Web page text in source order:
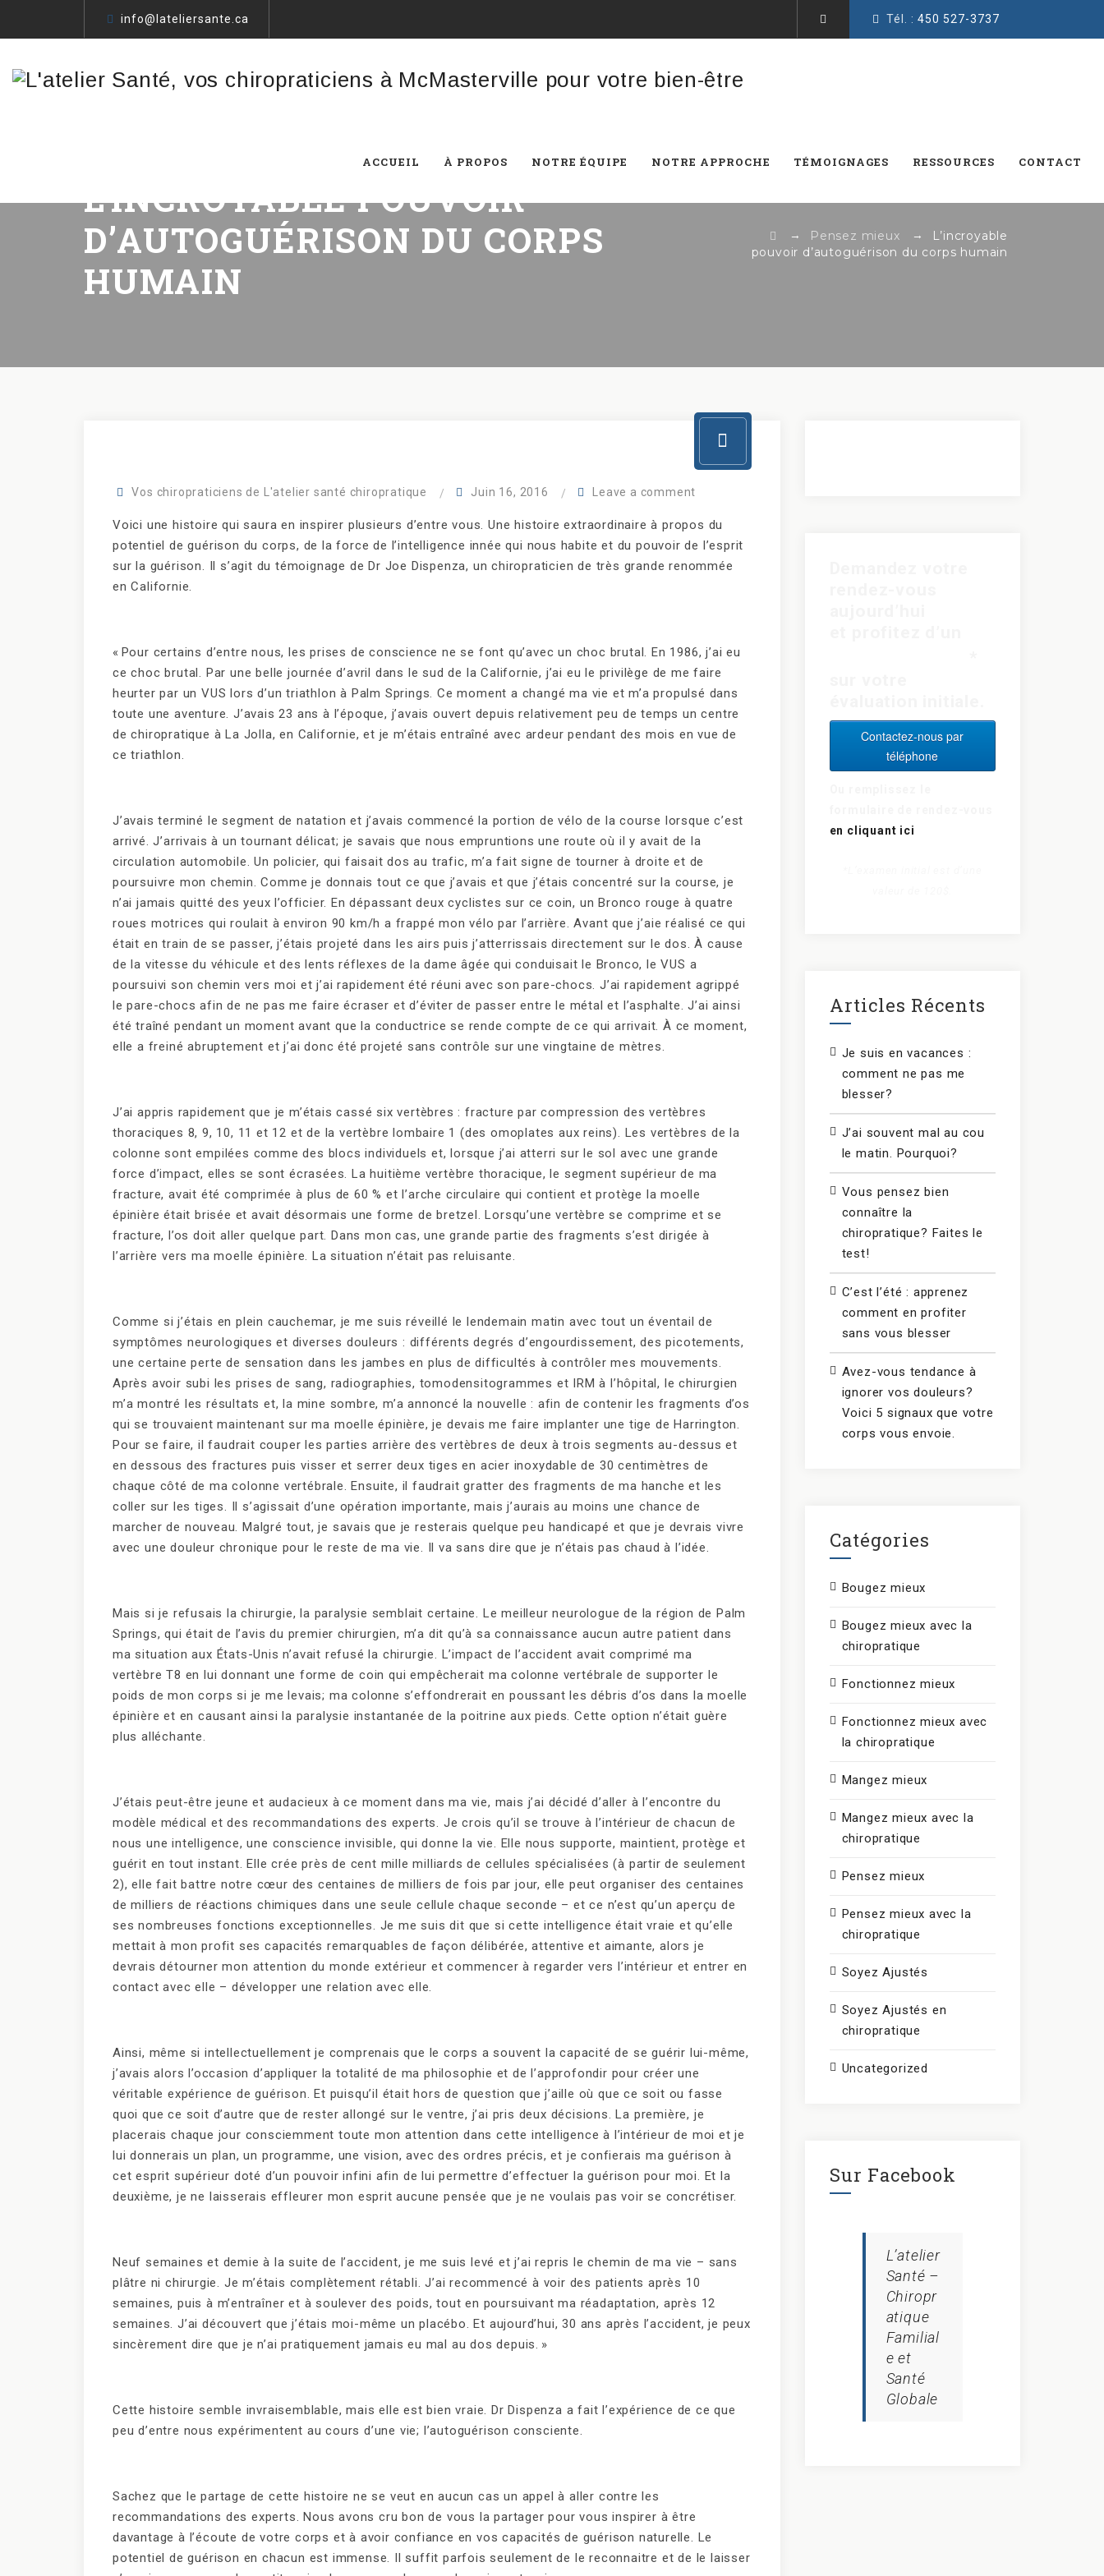
info@lateliersante.ca Tél. : 450 527-3737
ACCUEIL À PROPOS NOTRE ÉQUIPE NOTRE APPROCHE TÉMOIGNAGES RESSOURCES CONTACT
L’INCROYABLE POUVOIR
D’AUTOGUÉRISON DU CORPS
HUMAIN
→ Pensez mieux →
L’incroyable
pouvoir d’autoguérison du corps humain
Vos chiropraticiens de L'atelier santé chiropratique Juin 16, 2016 Leave a comment
Voici une histoire qui saura en inspirer plusieurs d’entre vous. Une histoire extraordinaire à propos du
potentiel de guérison du corps, de la force de l’intelligence innée qui nous habite et du pouvoir de l’esprit
sur la guérison. Il s’agit du témoignage de Dr Joe Dispenza, un chiropraticien de très grande renommée
en Californie.
« Pour certains d’entre nous, les prises de conscience ne se font qu’avec un choc brutal. En 1986, j’ai eu
ce choc brutal. Par une belle journée d’avril dans le sud de la Californie, j’ai eu le privilège de me faire
heurter par un VUS lors d’un triathlon à Palm Springs. Ce moment a changé ma vie et m’a propulsé dans
toute une aventure. J’avais 23 ans à l’époque, j’avais ouvert depuis relativement peu de temps un centre
de chiropratique à La Jolla, en Californie, et je m’étais entraîné avec ardeur pendant des mois en vue de
ce triathlon.
J’avais terminé le segment de natation et j’avais commencé la portion de vélo de la course lorsque c’est
arrivé. J’arrivais à un tournant délicat; je savais que nous empruntions une route où il y avait de la
circulation automobile. Un policier, qui faisait dos au trafic, m’a fait signe de tourner à droite et de
poursuivre mon chemin. Comme je donnais tout ce que j’avais et que j’étais concentré sur la course, je
n’ai jamais quitté des yeux l’officier. En dépassant deux cyclistes sur ce coin, un Bronco rouge à quatre
roues motrices qui roulait à environ 90 km/h a frappé mon vélo par l’arrière. Avant que j’aie réalisé ce qui
était en train de se passer, j’étais projeté dans les airs puis j’atterrissais directement sur le dos. À cause
de la vitesse du véhicule et des lents réflexes de la dame âgée qui conduisait le Bronco, le VUS a
poursuivi son chemin vers moi et j’ai rapidement été réuni avec son pare-chocs. J’ai rapidement agrippé
le pare-chocs afin de ne pas me faire écraser et d’éviter de passer entre le métal et l’asphalte. J’ai ainsi
été traîné pendant un moment avant que la conductrice se rende compte de ce qui arrivait. À ce moment,
elle a freiné abruptement et j’ai donc été projeté sans contrôle sur une vingtaine de mètres.
J’ai appris rapidement que je m’étais cassé six vertèbres : fracture par compression des vertèbres
thoraciques 8, 9, 10, 11 et 12 et de la vertèbre lombaire 1 (des omoplates aux reins). Les vertèbres de la
colonne sont empilées comme des blocs individuels et, lorsque j’ai atterri sur le sol avec une grande
force d’impact, elles se sont écrasées. La huitième vertèbre thoracique, le segment supérieur de ma
fracture, avait été comprimée à plus de 60 % et l’arche circulaire qui contient et protège la moelle
épinière était brisée et avait désormais une forme de bretzel. Lorsqu’une vertèbre se comprime et se
fracture, l’os doit aller quelque part. Dans mon cas, une grande partie des fragments s’est dirigée à
l’arrière vers ma moelle épinière. La situation n’était pas reluisante.
Comme si j’étais en plein cauchemar, je me suis réveillé le lendemain matin avec tout un éventail de
symptômes neurologiques et diverses douleurs : différents degrés d’engourdissement, des picotements,
une certaine perte de sensation dans les jambes en plus de difficultés à contrôler mes mouvements.
Après avoir subi les prises de sang, radiographies, tomodensitogrammes et IRM à l’hôpital, le chirurgien
m’a montré les résultats et, la mine sombre, m’a annoncé la nouvelle : afin de contenir les fragments d’os
qui se trouvaient maintenant sur ma moelle épinière, je devais me faire implanter une tige de Harrington.
Pour se faire, il faudrait couper les parties arrière des vertèbres de deux à trois segments au-dessus et
en dessous des fractures puis visser et serrer deux tiges en acier inoxydable de 30 centimètres de
chaque côté de ma colonne vertébrale. Ensuite, il faudrait gratter des fragments de ma hanche et les
coller sur les tiges. Il s’agissait d’une opération importante, mais j’aurais au moins une chance de
marcher de nouveau. Malgré tout, je savais que je resterais quelque peu handicapé et que je devrais vivre
avec une douleur chronique pour le reste de ma vie. Il va sans dire que je n’étais pas chaud à l’idée.
Mais si je refusais la chirurgie, la paralysie semblait certaine. Le meilleur neurologue de la région de Palm
Springs, qui était de l’avis du premier chirurgien, m’a dit qu’à sa connaissance aucun autre patient dans
ma situation aux États-Unis n’avait refusé la chirurgie. L’impact de l’accident avait comprimé ma
vertèbre T8 en lui donnant une forme de coin qui empêcherait ma colonne vertébrale de supporter le
poids de mon corps si je me levais; ma colonne s’effondrerait en poussant les débris d’os dans la moelle
épinière et en causant ainsi la paralysie instantanée de la poitrine aux pieds. Cette option n’était guère
plus alléchante.
J’étais peut-être jeune et audacieux à ce moment dans ma vie, mais j’ai décidé d’aller à l’encontre du
modèle médical et des recommandations des experts. Je crois qu’il se trouve à l’intérieur de chacun de
nous une intelligence, une conscience invisible, qui donne la vie. Elle nous supporte, maintient, protège et
guérit en tout instant. Elle crée près de cent mille milliards de cellules spécialisées (à partir de seulement
2), elle fait battre notre cœur des centaines de milliers de fois par jour, elle peut organiser des centaines
de milliers de réactions chimiques dans une seule cellule chaque seconde – et ce n’est qu’un aperçu de
ses nombreuses fonctions exceptionnelles. Je me suis dit que si cette intelligence était vraie et qu’elle
mettait à mon profit ses capacités remarquables de façon délibérée, attentive et aimante, alors je
devrais détourner mon attention du monde extérieur et commencer à regarder vers l’intérieur et entrer en
contact avec elle – développer une relation avec elle.
Ainsi, même si intellectuellement je comprenais que le corps a souvent la capacité de se guérir lui-même,
j’avais alors l’occasion d’appliquer la totalité de ma philosophie et de l’approfondir pour créer une
véritable expérience de guérison. Et puisqu’il était hors de question que j’aille où que ce soit ou fasse
quoi que ce soit d’autre que de rester allongé sur le ventre, j’ai pris deux décisions. La première, je
placerais chaque jour consciemment toute mon attention dans cette intelligence à l’intérieur de moi et je
lui donnerais un plan, un programme, une vision, avec des ordres précis, et je confierais ma guérison à
cet esprit supérieur doté d’un pouvoir infini afin de lui permettre d’effectuer la guérison pour moi. Et la
deuxième, je ne laisserais effleurer mon esprit aucune pensée que je ne voulais pas voir se concrétiser.
Neuf semaines et demie à la suite de l’accident, je me suis levé et j’ai repris le chemin de ma vie – sans
plâtre ni chirurgie. Je m’étais complètement rétabli. J’ai recommencé à voir des patients après 10
semaines, puis à m’entraîner et à soulever des poids, tout en poursuivant ma réadaptation, après 12
semaines. J’ai découvert que j’étais moi-même un placébo. Et aujourd’hui, 30 ans après l’accident, je peux
sincèrement dire que je n’ai pratiquement jamais eu mal au dos depuis. »
Cette histoire semble invraisemblable, mais elle est bien vraie. Dr Dispenza a fait l’expérience de ce que
peu d’entre nous expérimentent au cours d’une vie; l’autoguérison consciente.
Sachez que le partage de cette histoire ne se veut en aucun cas un appel à aller contre les
recommandations des experts. Nous avons cru bon de vous la partager pour vous inspirer à être
davantage à l’écoute de votre corps et à avoir confiance en vos capacités de guérison naturelle. Le
potentiel de guérison en chacun est immense. Il suffit parfois seulement de le reconnaitre et de le laisser
Contactez-nous par
téléphone
en cliquant ici
Articles Récents
Je suis en vacances :
comment ne pas me
blesser?
J’ai souvent mal au cou
le matin. Pourquoi?
Vous pensez bien
connaître la
chiropratique? Faites le
test!
C’est l’été : apprenez
comment en profiter
sans vous blesser
Avez-vous tendance à
ignorer vos douleurs?
Voici 5 signaux que votre
corps vous envoie.
Catégories
Bougez mieux
Bougez mieux avec la
chiropratique
Fonctionnez mieux
Fonctionnez mieux avec
la chiropratique
Mangez mieux
Mangez mieux avec la
chiropratique
Pensez mieux
Pensez mieux avec la
chiropratique
Soyez Ajustés
Soyez Ajustés en
chiropratique
Uncategorized
Sur Facebook
L’atelier
Santé –
Chiropr
atique
Familial
e et
Santé
Globale